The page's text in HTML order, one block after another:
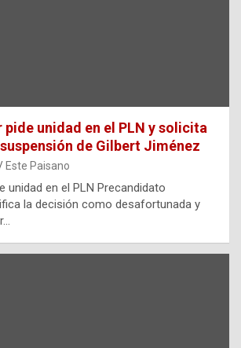
pide unidad en el PLN y solicita
de Gilbert Jiménez
Este Paisano
unidad en el PLN Precandidato
la decisión como desafortunada y